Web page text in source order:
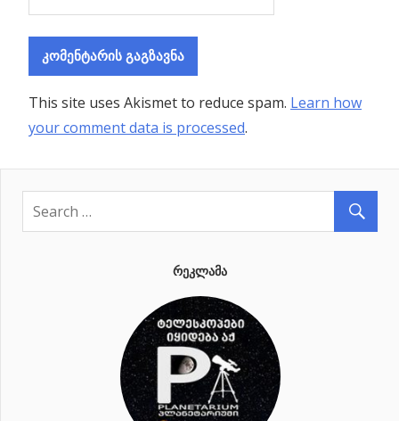
This site uses Akismet to reduce spam. Learn how
your comment data is processed.
ᲠᲔᲙᲚᲐᲛᲐ